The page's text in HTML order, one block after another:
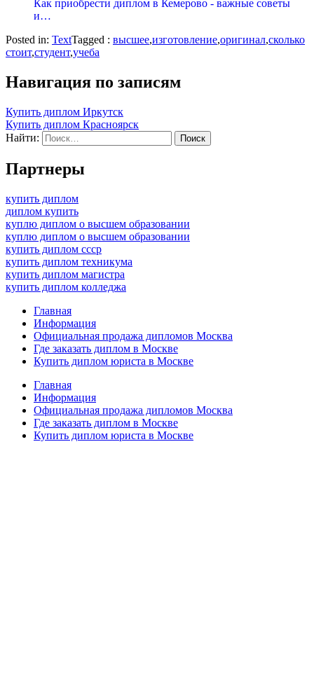
Как приобрести диплом в Кемерово - важные советы
и…
Posted in: TextTagged : высшее,изготовление,оригинал,сколько
стоит,студент,учеба
Навигация по записям
Купить диплом Иркутск
Купить диплом Красноярск
Найти:
Партнеры
купить диплом
диплом купить
куплю диплом о высшем образовании
куплю диплом о высшем образовании
купить диплом ссср
купить диплом техникума
купить диплом магистра
купить диплом колледжа
Главная
Информация
Официальная продажа дипломов Москва
Где заказать диплом в Москве
Купить диплом юриста в Москве
Главная
Информация
Официальная продажа дипломов Москва
Где заказать диплом в Москве
Купить диплом юриста в Москве